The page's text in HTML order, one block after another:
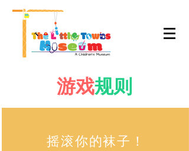
游戏规则
摇滚你的袜子！